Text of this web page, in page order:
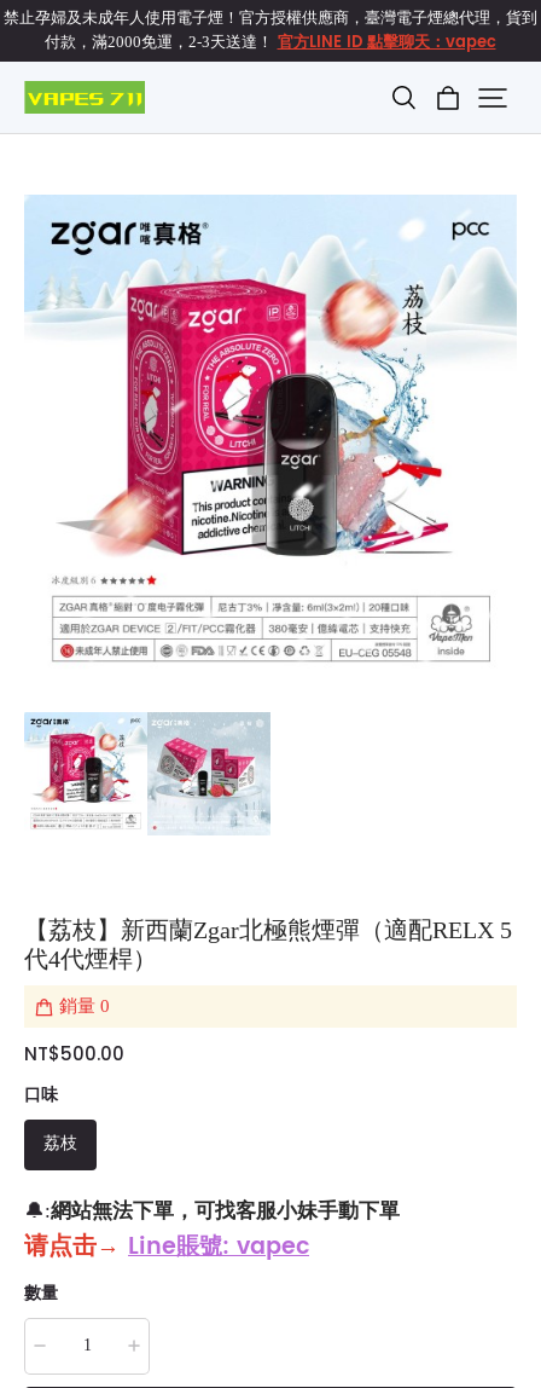
禁止孕婦及未成年人使用電子煙！官方授權供應商，臺灣電子煙總代理，貨到
付款，滿2000免運，2-3天送達！ 官方LINE ID 點擊聊天：vapec
【荔枝】新西蘭Zgar北極熊煙彈（適配RELX 5
代4代煙桿）
銷量 0
NT$500.00
口味
荔枝
🔔:網站無法下單，可找客服小妹手動下單
请点击→ Line賬號: vapec
數量